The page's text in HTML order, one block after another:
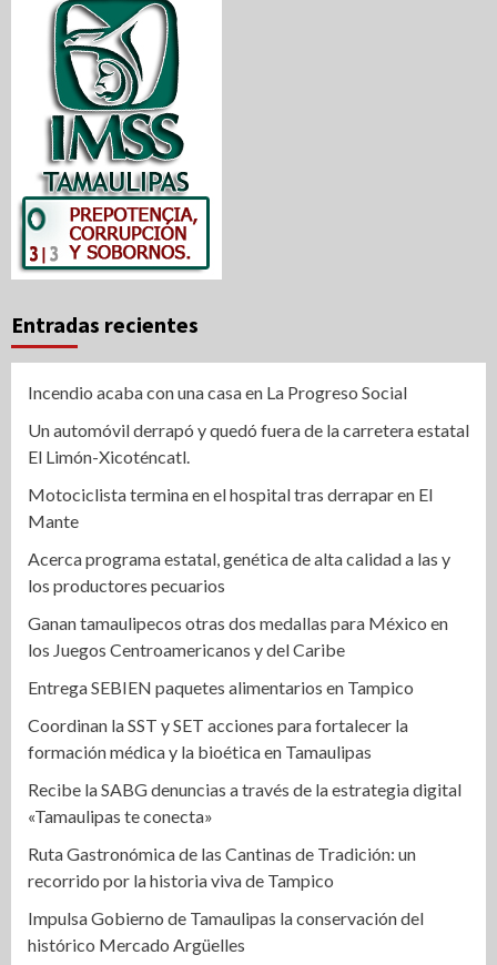
Entradas recientes
Incendio acaba con una casa en La Progreso Social
Un automóvil derrapó y quedó fuera de la carretera estatal
El Limón-Xicoténcatl.
Motociclista termina en el hospital tras derrapar en El
Mante
Acerca programa estatal, genética de alta calidad a las y
los productores pecuarios
Ganan tamaulipecos otras dos medallas para México en
los Juegos Centroamericanos y del Caribe
Entrega SEBIEN paquetes alimentarios en Tampico
Coordinan la SST y SET acciones para fortalecer la
formación médica y la bioética en Tamaulipas
Recibe la SABG denuncias a través de la estrategia digital
«Tamaulipas te conecta»
Ruta Gastronómica de las Cantinas de Tradición: un
recorrido por la historia viva de Tampico
Impulsa Gobierno de Tamaulipas la conservación del
histórico Mercado Argüelles